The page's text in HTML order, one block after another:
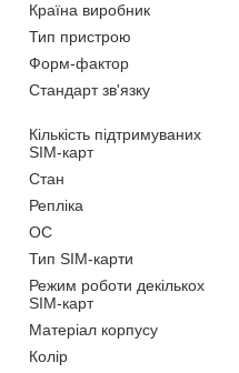
Країна виробник
Тип пристрою
Форм-фактор
Стандарт зв'язку
Кількість підтримуваних
SIM-карт
Стан
Репліка
ОС
Тип SIM-карти
Режим роботи декількох
SIM-карт
Матеріал корпусу
Колір